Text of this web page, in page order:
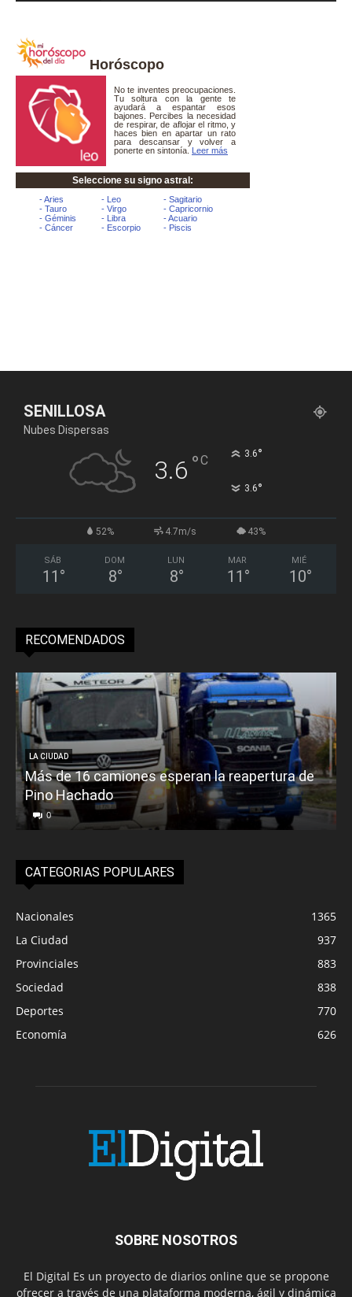
Horóscopo
SENILLOSA
Nubes Dispersas
3.6 °C 3.6°
3.6°
52% 4.7m/s 43%
SÁB
11 °
DOM
8°
LUN
8°
MAR
11 °
MIÉ
10°
RECOMENDADOS
LA CIUDAD
Más de 16 camiones esperan la reapertura de
Pino Hachado
0
CATEGORIAS POPULARES
Nacionales
1365
La Ciudad
937
Provinciales
883
Sociedad
838
Deportes
770
Economía
626
SOBRE NOSOTROS
El Digital Es un proyecto de diarios online que se propone
ofrecer a través de una plataforma moderna, ágil y dinámica